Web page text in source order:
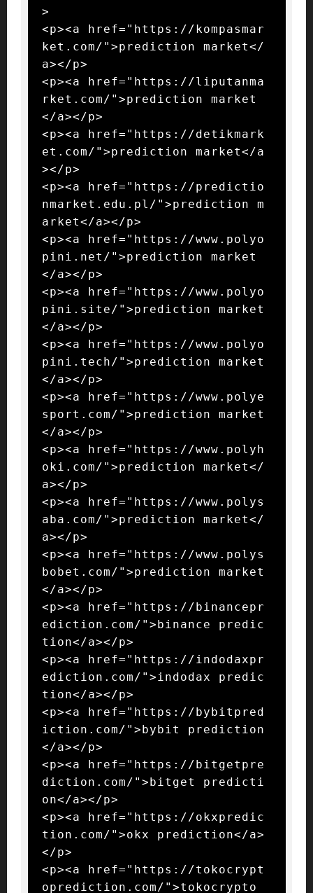
>
<p><a href="https://kompasmar
ket.com/">prediction market</
a></p>
<p><a href="https://liputanma
rket.com/">prediction market
</a></p>
<p><a href="https://detikmark
et.com/">prediction market</a
></p>
<p><a href="https://predictio
nmarket.edu.pl/">prediction m
arket</a></p>
<p><a href="https://www.polyo
pini.net/">prediction market
</a></p>
<p><a href="https://www.polyo
pini.site/">prediction market
</a></p>
<p><a href="https://www.polyo
pini.tech/">prediction market
</a></p>
<p><a href="https://www.polye
sport.com/">prediction market
</a></p>
<p><a href="https://www.polyh
oki.com/">prediction market</
a></p>
<p><a href="https://www.polys
aba.com/">prediction market</
a></p>
<p><a href="https://www.polys
bobet.com/">prediction market
</a></p>
<p><a href="https://binancepr
ediction.com/">binance predic
tion</a></p>
<p><a href="https://indodaxpr
ediction.com/">indodax predic
tion</a></p>
<p><a href="https://bybitpred
iction.com/">bybit prediction
</a></p>
<p><a href="https://bitgetpre
diction.com/">bitget predicti
on</a></p>
<p><a href="https://okxpredic
tion.com/">okx prediction</a>
</p>
<p><a href="https://tokocrypt
oprediction.com/">tokocrypto